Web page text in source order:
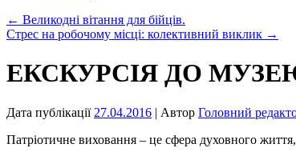
← Великодні вітання для бійців.
Стрес на робочому місці: колективний виклик →
ЕКСКУРСІЯ ДО
Дата публікації 27.04.2016 | Автор Головний
Патріотичне виховання – це сфера духовного